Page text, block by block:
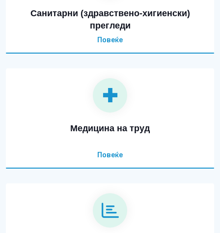
Санитарни (здравствено-хигиенски)
прегледи
Повеќе
Медицина на труд
Повеќе